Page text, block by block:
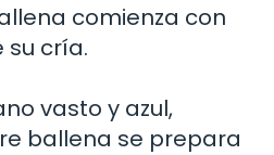
comienza con
su cría.
vasto y azul,
ballena se prepara